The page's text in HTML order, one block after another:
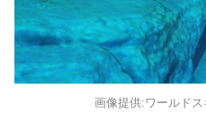
画像提供:ワールド